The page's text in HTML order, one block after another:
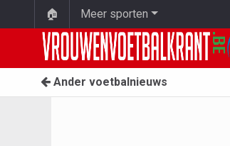
🏠 Meer sporten
Ander voetbalnieuws